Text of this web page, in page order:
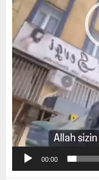
00:00